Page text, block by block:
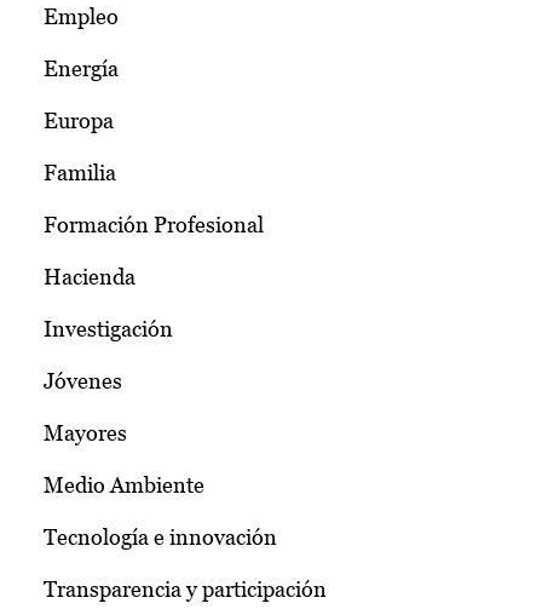
Empleo
Energía
Europa
Familia
Formación Profesional
Hacienda
Investigación
Jóvenes
Mayores
Medio Ambiente
Tecnología e innovación
Transparencia y participación